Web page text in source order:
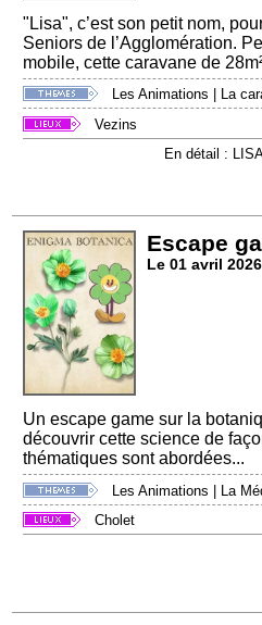
"Lisa", c’est son petit nom,
Seniors de l’Agglomération.
mobile, cette caravane de
Les Animations
La
Vezins
En détail :
Escape
Le 01 avril 2026
Un escape game sur la
découvrir cette science de
thématiques sont abordées...
Les Animations
La
Cholet